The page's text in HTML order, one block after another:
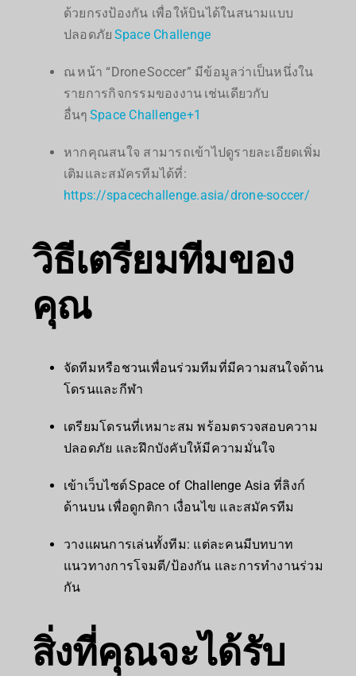
ด้วยกรงป้องกัน เพื่อให้บินได้ในสนามแบบ
ปลอดภัย Space Challenge
ณ หน้า “Drone Soccer” มีข้อมูลว่าเป็นหนึ่งใน
รายการกิจกรรมของงาน เช่นเดียวกับ
อื่นๆ Space Challenge+1
หากคุณสนใจ สามารถเข้าไปดูรายละเอียดเพิ่ม
เติมและสมัครทีมได้ที่:
https://spacechallenge.asia/drone-soccer/
วิธีเตรียมทีมของ
คุณ
จัดทีมหรือชวนเพื่อนร่วมทีมที่มีความสนใจด้าน
โดรนและกีฬา
เตรียมโดรนที่เหมาะสม พร้อมตรวจสอบความ
ปลอดภัย และฝึกบังคับให้มีความมั่นใจ
เข้าเว็บไซต์ Space of Challenge Asia ที่ลิงก์
ด้านบน เพื่อดูกติกา เงื่อนไข และสมัครทีม
วางแผนการเล่นทั้งทีม: แต่ละคนมีบทบาท
แนวทางการโจมตี/ป้องกัน และการทำงานร่วม
กัน
สิ่งที่คุณจะได้รับ